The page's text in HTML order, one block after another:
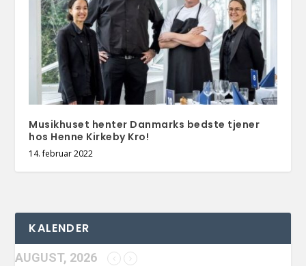
Musikhuset henter Danmarks bedste tjener
hos Henne Kirkeby Kro!
14. februar 2022
KALENDER
AUGUST, 2026